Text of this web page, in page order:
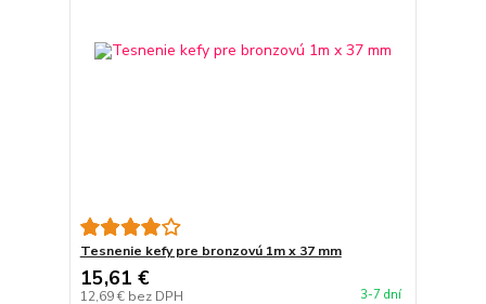
Tesnenie kefy pre bronzovú 1m x 37 mm
15,61 €
12,69 € bez DPH 3-7 dní